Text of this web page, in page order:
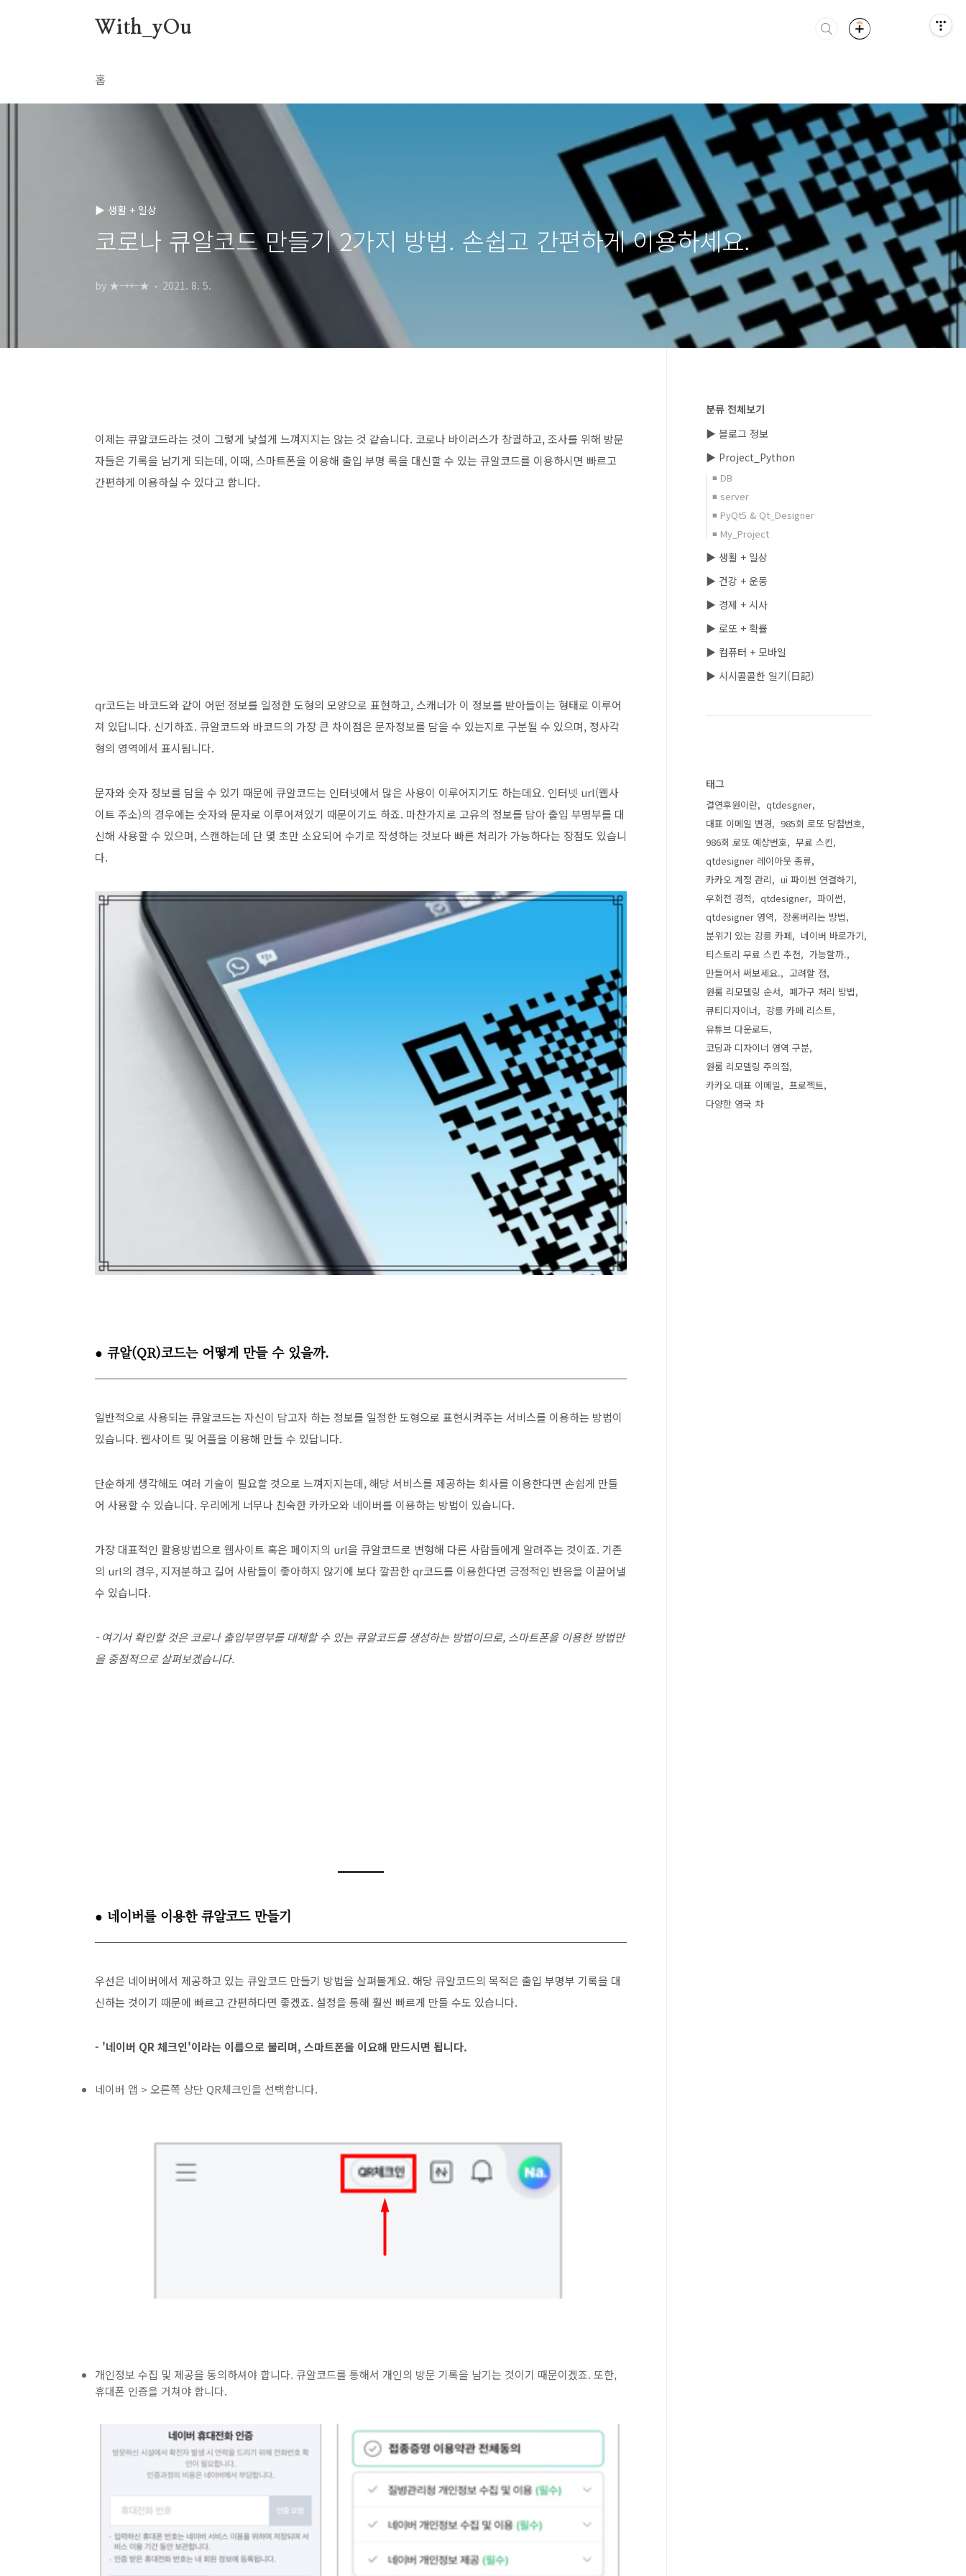
With_yOu
홈
▶ 생활 + 일상
코로나 큐알코드 만들기 2가지 방법. 손쉽고 간편하게 이용하세요.
by ★→←★ 2021. 8. 5.
이제는 큐알코드라는 것이 그렇게 낯설게 느껴지지는 않는 것 같습니다. 코로나 바이러스가 창궐하고, 조사를 위해 방문
자들은 기록을 남기게 되는데, 이때, 스마트폰을 이용해 출입 부명 록을 대신할 수 있는 큐알코드를 이용하시면 빠르고
간편하게 이용하실 수 있다고 합니다.
qr코드는 바코드와 같이 어떤 정보를 일정한 도형의 모양으로 표현하고, 스캐너가 이 정보를 받아들이는 형태로 이루어
져 있답니다. 신기하죠. 큐알코드와 바코드의 가장 큰 차이점은 문자정보를 담을 수 있는지로 구분될 수 있으며, 정사각
형의 영역에서 표시됩니다.
문자와 숫자 정보를 담을 수 있기 때문에 큐알코드는 인터넷에서 많은 사용이 이루어지기도 하는데요. 인터넷 url(웹사
이트 주소)의 경우에는 숫자와 문자로 이루어져있기 때문이기도 하죠. 마찬가지로 고유의 정보를 담아 출입 부명부를 대
신해 사용할 수 있으며, 스캔하는데 단 몇 초만 소요되어 수기로 작성하는 것보다 빠른 처리가 가능하다는 장점도 있습니
다.
● 큐알(QR)코드는 어떻게 만들 수 있을까.
일반적으로 사용되는 큐알코드는 자신이 담고자 하는 정보를 일정한 도형으로 표현시켜주는 서비스를 이용하는 방법이
있습니다. 웹사이트 및 어플을 이용해 만들 수 있답니다.
단순하게 생각해도 여러 기술이 필요할 것으로 느껴지지는데, 해당 서비스를 제공하는 회사를 이용한다면 손쉽게 만들
어 사용할 수 있습니다. 우리에게 너무나 친숙한 카카오와 네이버를 이용하는 방법이 있습니다.
가장 대표적인 활용방법으로 웹사이트 혹은 페이지의 url을 큐알코드로 변형해 다른 사람들에게 알려주는 것이죠. 기존
의 url의 경우, 지저분하고 길어 사람들이 좋아하지 않기에 보다 깔끔한 qr코드를 이용한다면 긍정적인 반응을 이끌어낼
수 있습니다.
- 여기서 확인할 것은 코로나 출입부명부를 대체할 수 있는 큐알코드를 생성하는 방법이므로, 스마트폰을 이용한 방법만
을 중점적으로 살펴보겠습니다.
● 네이버를 이용한 큐알코드 만들기
우선은 네이버에서 제공하고 있는 큐알코드 만들기 방법을 살펴볼게요. 해당 큐알코드의 목적은 출입 부명부 기록을 대
신하는 것이기 때문에 빠르고 간편하다면 좋겠죠. 설정을 통해 훨씬 빠르게 만들 수도 있습니다.
- '네이버 QR 체크인'이라는 이름으로 불리며, 스마트폰을 이요해 만드시면 됩니다.
네이버 앱 > 오른쪽 상단 QR체크인을 선택합니다.
개인정보 수집 및 제공을 동의하셔야 합니다. 큐알코드를 통해서 개인의 방문 기록을 남기는 것이기 때문이겠죠. 또한,
휴대폰 인증을 거쳐야 합니다.
분류 전체보기
▶ 블로그 정보
▶ Project_Python
◾ DB
◾ server
◾ PyQt5 & Qt_Designer
◾ My_Project
▶ 생활 + 일상
▶ 건강 + 운동
▶ 경제 + 시사
▶ 로또 + 확률
▶ 컴퓨터 + 모바일
▶ 시시콜콜한 일기(日記)
태그
결연후원이란
qtdesgner
대표 이메일 변경
985회 로또 당첨번호
986회 로또 예상번호
무료 스킨
qtdesigner 레이아웃 종류
카카오 계정 관리
ui 파이썬 연결하기
우회전 경적
qtdesigner
파이썬
qtdesigner 영역
장롱버리는 방법
분위기 있는 강릉 카페
네이버 바로가기
티스토리 무료 스킨 추천
가능할까.
만들어서 써보세요.
고려할 점
원룸 리모델링 순서
폐가구 처리 방법
큐티디자이너
강릉 카페 리스트
유튜브 다운로드
코딩과 디자이너 영역 구분
원룸 리모델링 주의점
카카오 대표 이메일
프로젝트
다양한 영국 차